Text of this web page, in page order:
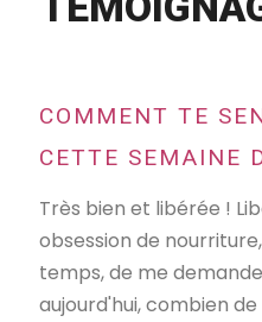
COMMENT TE
CETTE SEMAINE
Très bien et libérée !
obsession de
temps, de me
aujourd'hui, combien de